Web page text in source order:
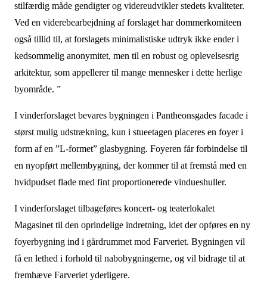
stilfærdig måde gendigter og videreudvikler stedets kvaliteter.
Ved en viderebearbejdning af forslaget har dommerkomiteen
også tillid til, at forslagets minimalistiske udtryk ikke ender i
kedsommelig anonymitet, men til en robust og oplevelsesrig
arkitektur, som appellerer til mange mennesker i dette herlige
byområde. ”
I vinderforslaget bevares bygningen i Pantheonsgades facade i
størst mulig udstrækning, kun i stueetagen placeres en foyer i
form af en ”L-formet” glasbygning. Foyeren får forbindelse til
en nyopført mellembygning, der kommer til at fremstå med en
hvidpudset flade med fint proportionerede vindueshuller.
I vinderforslaget tilbageføres koncert- og teaterlokalet
Magasinet til den oprindelige indretning, idet der opføres en ny
foyerbygning ind i gårdrummet mod Farveriet. Bygningen vil
få en lethed i forhold til nabobygningerne, og vil bidrage til at
fremhæve Farveriet yderligere.